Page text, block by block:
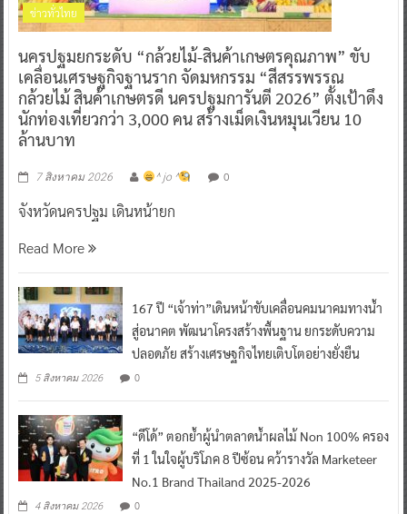
ข่าวทั่วไทย
นครปฐมยกระดับ “กล้วยไม้-สินค้าเกษตรคุณภาพ” ขับ
เคลื่อนเศรษฐกิจฐานราก จัดมหกรรม “สีสรรพรรณ
กล้วยไม้ สินค้าเกษตรดี นครปฐมการันตี 2026” ตั้งเป้าดึง
นักท่องเที่ยวกว่า 3,000 คน สร้างเม็ดเงินหมุนเวียน 10
ล้านบาท
7 สิงหาคม 2026 ^ jo ^ 0
จังหวัดนครปฐม เดินหน้ายก
Read More
167 ปี “เจ้าท่า”เดินหน้าขับเคลื่อนคมนาคมทางน้ำ
สู่อนาคต พัฒนาโครงสร้างพื้นฐาน ยกระดับความ
ปลอดภัย สร้างเศรษฐกิจไทยเติบโตอย่างยั่งยืน
5 สิงหาคม 2026 0
“ดีโด้” ตอกย้ำผู้นำตลาดน้ำผลไม้ Non 100% ครอง
ที่ 1 ในใจผู้บริโภค 8 ปีซ้อน คว้ารางวัล Marketeer
No.1 Brand Thailand 2025-2026
4 สิงหาคม 2026 0